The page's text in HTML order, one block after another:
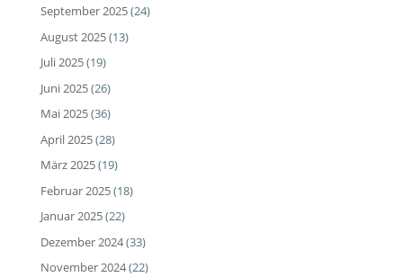
September 2025(24)
August 2025(13)
Juli 2025(19)
Juni 2025(26)
Mai 2025(36)
April 2025(28)
März 2025(19)
Februar 2025(18)
Januar 2025(22)
Dezember 2024(33)
November 2024(22)